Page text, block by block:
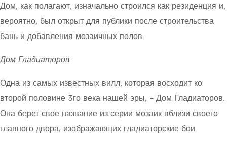
Дом, как полагают, изначально строился как резиденция и,
вероятно, был открыт для публики после строительства
бань и добавления мозаичных полов.
Дом Гладиаторов
Одна из самых известных вилл, которая восходит ко
второй половине 3го века нашей эры, – Дом Гладиаторов.
Она берет свое название из серии мозаик вблизи своего
главного двора, изображающих гладиаторские бои.